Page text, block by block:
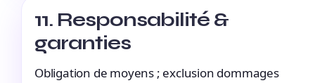
11. Responsabilité &
garanties
Obligation de moyens ; exclusion dommages